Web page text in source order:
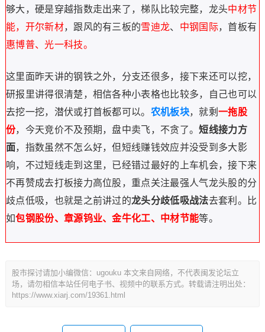
够大， 硬是穿越指数走出来了，梯队比较完整，龙头中材节
能，开尔新材，跟风的有三板的雪迪龙、 中钢国际，首板有
惠博普、光一科技。
这里面昨天讲的钢铁之外，分支还很多，接下来还可以挖，
研报里讲得很清楚，相信各种小表格也比较多，
自己也可以
去挖一挖，潜伏或打首板都可以。 农机板块，就剩一拖股
份，今天竞价不及预期，盘中卖飞，不贪了。短线接力方
面，指数虽然不怎么好，但短线赚钱效应并没受到多大影
响，不过短线走到这里，已经错过最好的上车机会，接下来
不再赞成去打板接力高位股，重点关注最强人气龙头股的分
歧点低吸，也就是之前讲过的龙头分歧低吸战法去套利。比
如包钢股份、章源钨业、金牛化工、中材节能等。
股市探讨请加小编微信：ugouku 本文来自网络，不代表闽发论坛立
场，请勿相信本站任何电子书、视频中的联系方式。转载请注明出处：
https://www.xiarj.com/19361.html